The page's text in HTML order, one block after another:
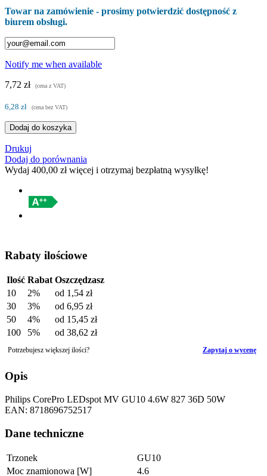
Towar na zamówienie - prosimy potwierdzić dostępność z
biurem obsługi.
Notify me when available
7,72 zł
(cena z VAT)
6,28 zł (cena bez VAT)
Dodaj do koszyka
Drukuj
Dodaj do porównania
Wydaj 400,00 złwięcej i otrzymaj bezpłatną wysyłkę!
Rabaty ilościowe
Ilość Rabat Oszczędzasz
10
2% od 1,54 zł
30
3% od 6,95 zł
50
4% od 15,45 zł
100
5% od 38,62 zł
Potrzebujesz większej ilości? Zapytaj o wycenę
Opis
Philips CorePro LEDspot MV GU10 4.6W 827 36D 50W
EAN: 8718696752517
Dane techniczne
Trzonek
GU10
Moc znamionowa [W]
4.6